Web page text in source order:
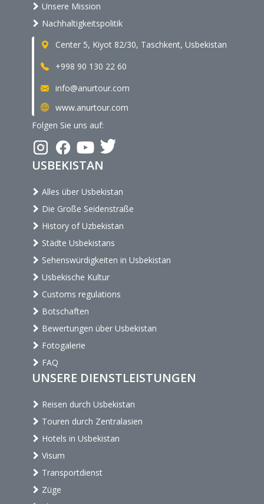
Unsere Mission
Nachhaltigkeitspolitik
Center 5, Kiyot 82/30, Taschkent, Usbekistan
+998 90 130 22 60
info@anurtour.com
www.anurtour.com
Folgen Sie uns auf:
USBEKISTAN
Alles über Usbekistan
Die Große Seidenstraße
History of Uzbekistan
Städte Usbekistans
Sehenswürdigkeiten in Usbekistan
Usbekische Kultur
Customs regulations
Botschaften
Bewertungen über Usbekistan
Fotogalerie
FAQ
UNSERE DIENSTLEISTUNGEN
Reisen durch Usbekistan
Touren durch Zentralasien
Hotels in Usbekistan
Visum
Transportdienst
Züge